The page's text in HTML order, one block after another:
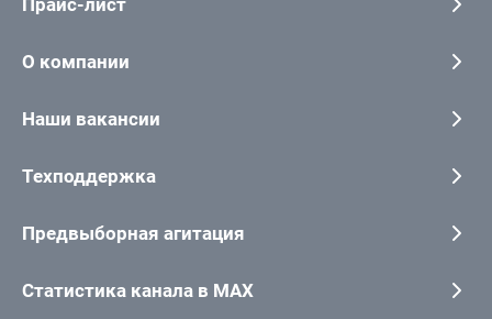
О компании
Наши вакансии
Техподдержка
Предвыборная агитация
Статистика канала в MAX